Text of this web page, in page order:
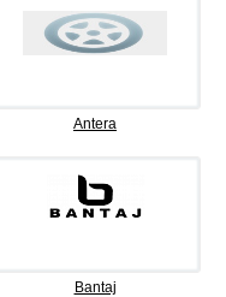
Antera
Bantaj